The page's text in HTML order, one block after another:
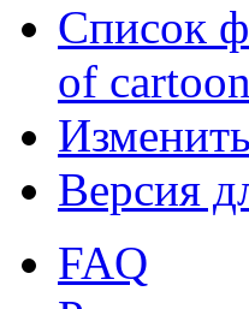
Список
of
Версия
FAQ